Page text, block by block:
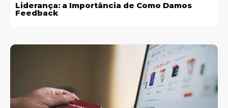
Liderança: a Importância de Como Damos
Feedback